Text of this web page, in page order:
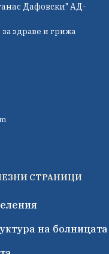
Дафовски" АД-
здраве и грижа
СТРАНИЦИ
на болницата